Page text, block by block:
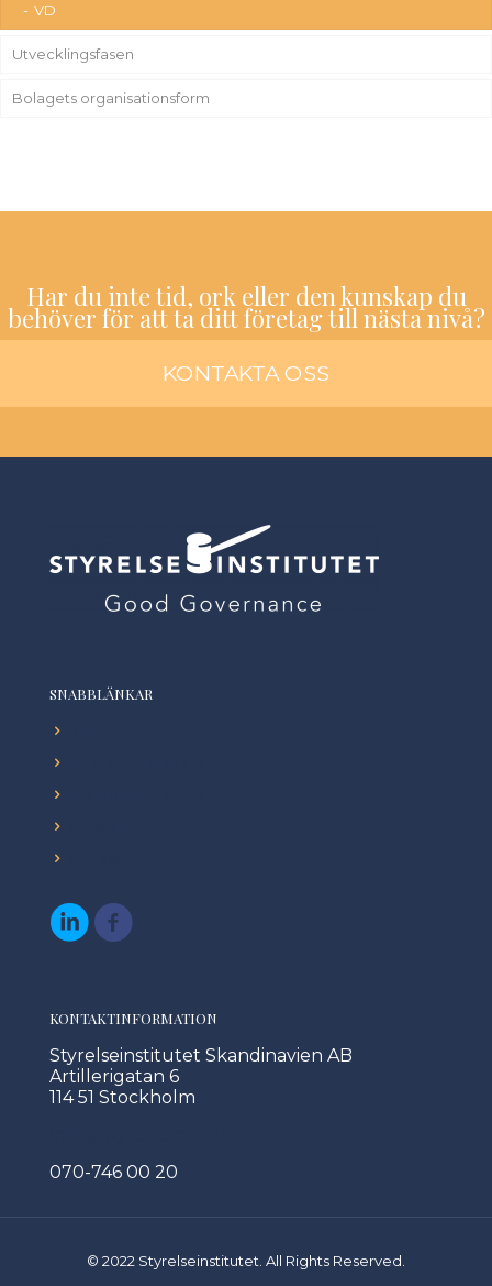
VD
Utvecklingsfasen
Bolagets organisationsform
Har du inte tid, ork eller den kunskap du
behöver för att ta ditt företag till nästa nivå?
KONTAKTA OSS
SNABBLÄNKAR
KONTAKTINFORMATION
Styrelseinstitutet Skandinavien AB
Artillerigatan 6
114 51 Stockholm
070-746 00 20
© 2022 Styrelseinstitutet. All Rights Reserved.